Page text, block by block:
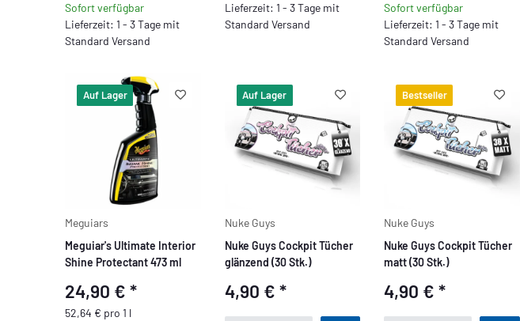
Sofort verfügbar
Lieferzeit: 1 - 3 Tage mit
Standard Versand
Lieferzeit: 1 - 3 Tage mit
Standard Versand
Sofort verfügbar
Lieferzeit: 1 - 3 Tage mit
Standard Versand
Auf Lager
Meguiars
Meguiar's Ultimate Interior
Shine Protectant 473 ml
24,90 €*
52,64 € pro 1 l
Auf Lager
Nuke Guys
Nuke Guys Cockpit Tücher
glänzend (30 Stk.)
4,90 € *
Bestseller
Nuke Guys
Nuke Guys Cockpit Tücher
matt (30 Stk.)
4,90 €*